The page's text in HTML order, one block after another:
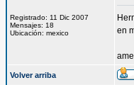
Registrado: 11 Dic 2007
Mensajes: 18
Ubicación: mexico
en
Volver arriba